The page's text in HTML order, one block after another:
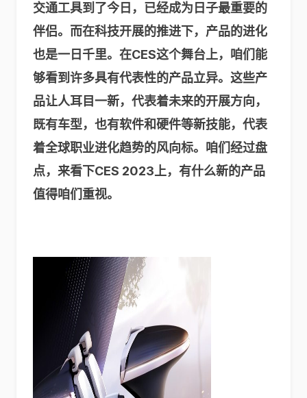
交通工具到了今日，已经成为日子最重要的
伴侣。而在科技开展的推进下，产品的进化
也是一日千里。在CES这个舞台上，咱们能
够看到许多具有代表性的产品立异。这些产
品让人耳目一新，代表着未来的开展方向，
既有车型，也有软件和硬件等新技能，代表
着全球职业进化趋势的风向标。咱们经过盘
点，来看下CES 2023上，有什么新的产品
值得咱们重视。